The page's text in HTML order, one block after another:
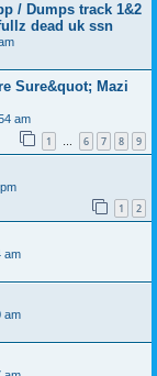
/ Dumps track 1&2
dead uk ssn
Sure&quot; Mazi
am
1 … 6 7 8 9
1 2
am
am